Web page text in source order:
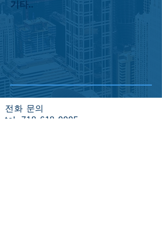
기타..​
전화 문의
tel.718-618-9995​